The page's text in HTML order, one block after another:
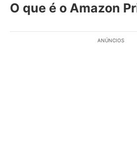
O que é o Amazon
ANÚNCIOS